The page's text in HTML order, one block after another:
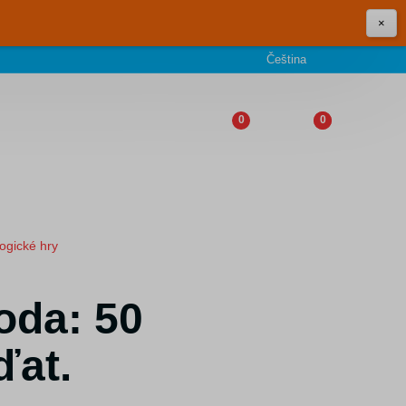
×
Čeština
0 0
hry
50